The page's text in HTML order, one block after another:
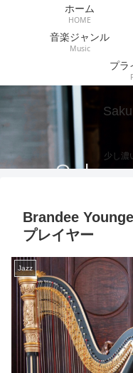
少し濃
ホーム
HOME
音楽ジャンル
Music
プラ
Brandee
プレイヤー
Jazz